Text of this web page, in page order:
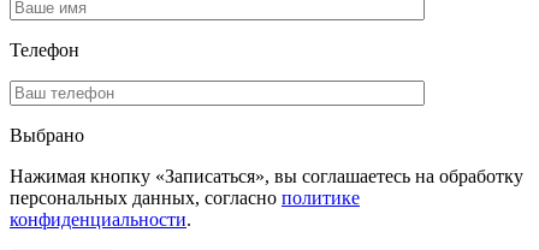
Телефон
Выбрано
Нажимая кнопку «Записаться», вы соглашаетесь на обработку
персональных данных, согласно политике
конфиденциальности.